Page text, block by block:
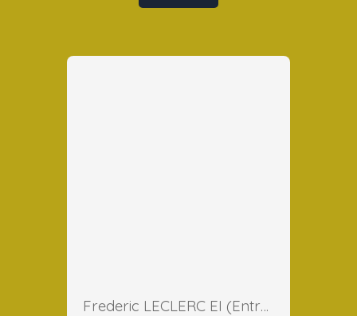
Frederic LECLERC EI (Entreprise Individuelle)